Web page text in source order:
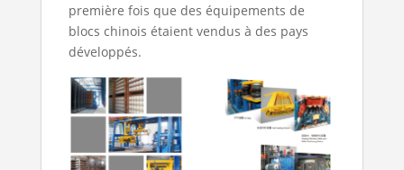
première fois que des équipements de
blocs chinois étaient vendus à des pays
développés.